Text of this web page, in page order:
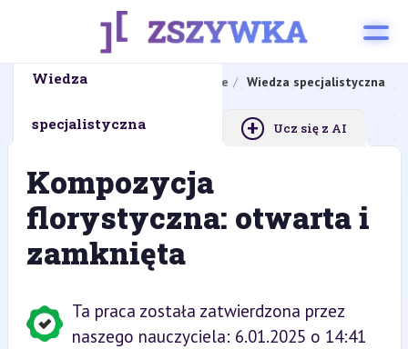
Strona główna Zadanie zawodowe Wiedza specjalistyczna
Wiedza
specjalistyczna + Ucz się z AI
Kompozycja
florystyczna: otwarta i
zamknięta
Ta praca została zatwierdzona przez
naszego nauczyciela: 6.01.2025 o 14:41